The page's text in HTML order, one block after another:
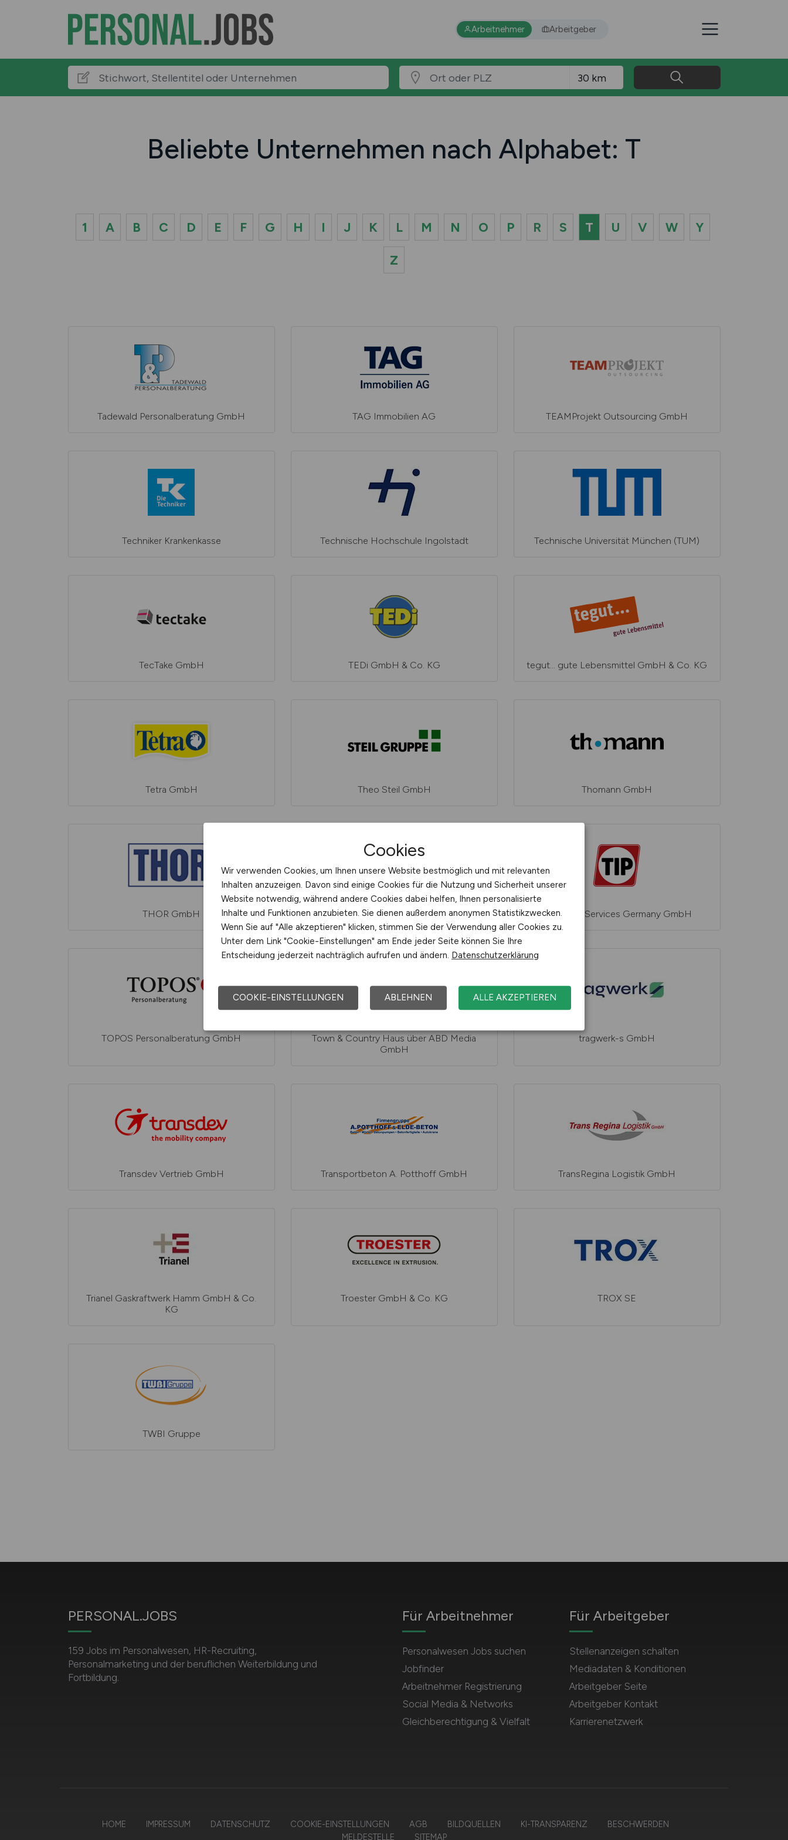
Arbeitnehmer Arbeitgeber
Beliebte Unternehmen nach Alphabet: T
1 A B C D E F G H I J K L M N O P R S T U V W Y
Z
Tadewald Personalberatung GmbH TAG Immobilien AG TEAMProjekt Outsourcing GmbH
Techniker Krankenkasse Technische Hochschule Ingolstadt Technische Universität München (TUM)
TecTake GmbH TEDi GmbH & Co. KG tegut... gute Lebensmittel GmbH & Co. KG
Tetra GmbH Theo Steil GmbH Thomann GmbH
THOR GmbH Tilco-Alginure GmbH TIP Trailer Services Germany GmbH
TOPOS Personalberatung GmbH
Town & Country Haus über ABD Media
GmbH
tragwerk-s GmbH
Transdev Vertrieb GmbH Transportbeton A. Potthoff GmbH TransRegina Logistik GmbH
Trianel Gaskraftwerk Hamm GmbH & Co.
KG
Troester GmbH & Co. KG TROX SE
TWBI Gruppe
PERSONAL.JOBS
159 Jobs im Personalwesen, HR-Recruiting,
Personalmarketing und der beruflichen Weiterbildung und
Fortbildung.
Für Arbeitnehmer
Personalwesen Jobs suchen
Jobfinder
Arbeitnehmer Registrierung
Social Media & Networks
Gleichberechtigung & Vielfalt
Für Arbeitgeber
Stellenanzeigen schalten
Mediadaten & Konditionen
Arbeitgeber Seite
Arbeitgeber Kontakt
Karrierenetzwerk
HOME IMPRESSUM DATENSCHUTZ COOKIE-EINSTELLUNGEN AGB BILDQUELLEN KI-TRANSPARENZ
BESCHWERDEN
MELDESTELLE
SITEMAP
Cookies
Wir verwenden Cookies, um Ihnen unsere Website bestmöglich und mit relevanten
Inhalten anzuzeigen. Davon sind einige Cookies für die Nutzung und Sicherheit unserer
Website notwendig, während andere Cookies dabei helfen, Ihnen personalisierte
Inhalte und Funktionen anzubieten. Sie dienen außerdem anonymen Statistikzwecken.
Wenn Sie auf "Alle akzeptieren" klicken, stimmen Sie der Verwendung aller Cookies zu.
Unter dem Link "Cookie-Einstellungen" am Ende jeder Seite können Sie Ihre
Entscheidung jederzeit nachträglich aufrufen und ändern. Datenschutzerklärung
COOKIE-EINSTELLUNGEN ABLEHNEN ALLE AKZEPTIEREN